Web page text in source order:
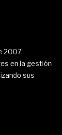
2007,
en la gestión
sus